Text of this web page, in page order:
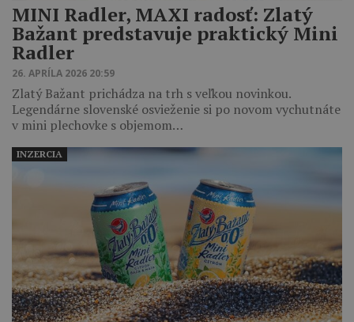
MINI Radler, MAXI radosť: Zlatý
Bažant predstavuje praktický Mini
Radler
26. APRÍLA 2026 20:59
Zlatý Bažant prichádza na trh s veľkou novinkou.
Legendárne slovenské osvieženie si po novom vychutnáte
v mini plechovke s objemom…
INZERCIA